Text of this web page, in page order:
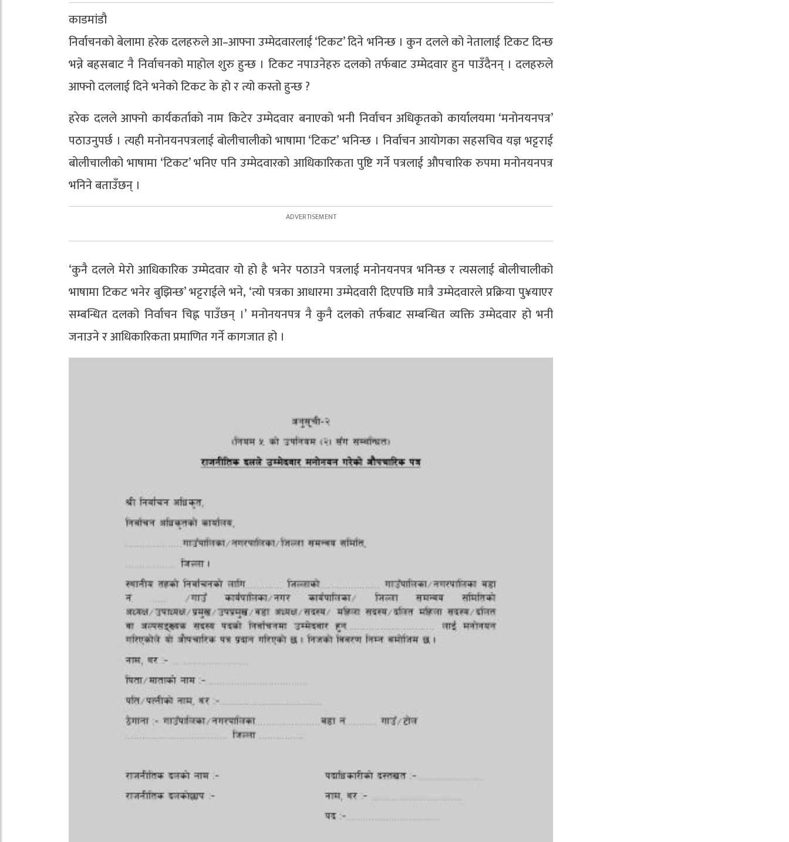
काडमांडौ
निर्वाचनको बेलामा हरेक दलहरुले आ–आफ्ना उम्मेदवारलाई ‘टिकट’ दिने भनिन्छ । कुन दलले को नेतालाई टिकट दिन्छ
भन्ने बहसबाट नै निर्वाचनको माहोल शुरु हुन्छ । टिकट नपाउनेहरु दलको तर्फबाट उम्मेदवार हुन पाउँदैनन् । दलहरुले
आफ्नो दललाई दिने भनेको टिकट के हो र त्यो कस्तो हुन्छ ?
हरेक दलले आफ्नो कार्यकर्ताको नाम किटेर उम्मेदवार बनाएको भनी निर्वाचन अधिकृतको कार्यालयमा ‘मनोनयनपत्र’
पठाउनुपर्छ । त्यही मनोनयनपत्रलाई बोलीचालीको भाषामा ‘टिकट’ भनिन्छ । निर्वाचन आयोगका सहसचिव यज्ञ भट्टराई
बोलीचालीको भाषामा ‘टिकट’ भनिए पनि उम्मेदवारको आधिकारिकता पुष्टि गर्ने पत्रलाई औपचारिक रुपमा मनोनयनपत्र
भनिने बताउँछन् ।
‘कुनै दलले मेरो आधिकारिक उम्मेदवार यो हो है भनेर पठाउने पत्रलाई मनोनयनपत्र भनिन्छ र त्यसलाई बोलीचालीको
भाषामा टिकट भनेर बुझिन्छ’ भट्टराईले भने, ‘त्यो पत्रका आधारमा उम्मेदवारी दिएपछि मात्रै उम्मेदवारले प्रक्रिया पु¥याएर
सम्बन्धित दलको निर्वाचन चिह्न पाउँछन् ।’ मनोनयनपत्र नै कुनै दलको तर्फबाट सम्बन्धित व्यक्ति उम्मेदवार हो भनी
जनाउने र आधिकारिकता प्रमाणित गर्ने कागजात हो ।